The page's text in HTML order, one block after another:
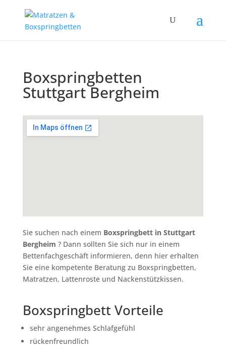
Boxspringbetten
Stuttgart Bergheim
Sie suchen nach einem Boxspringbett in Stuttgart
Bergheim ? Dann sollten Sie sich nur in einem
Bettenfachgeschäft informieren, denn hier erhalten
Sie eine kompetente Beratung zu Boxspringbetten,
Matratzen, Lattenroste und Nackenstützkissen.
Boxspringbett Vorteile
sehr angenehmes Schlafgefühl
rückenfreundlich